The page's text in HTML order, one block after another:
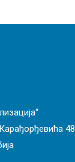
48